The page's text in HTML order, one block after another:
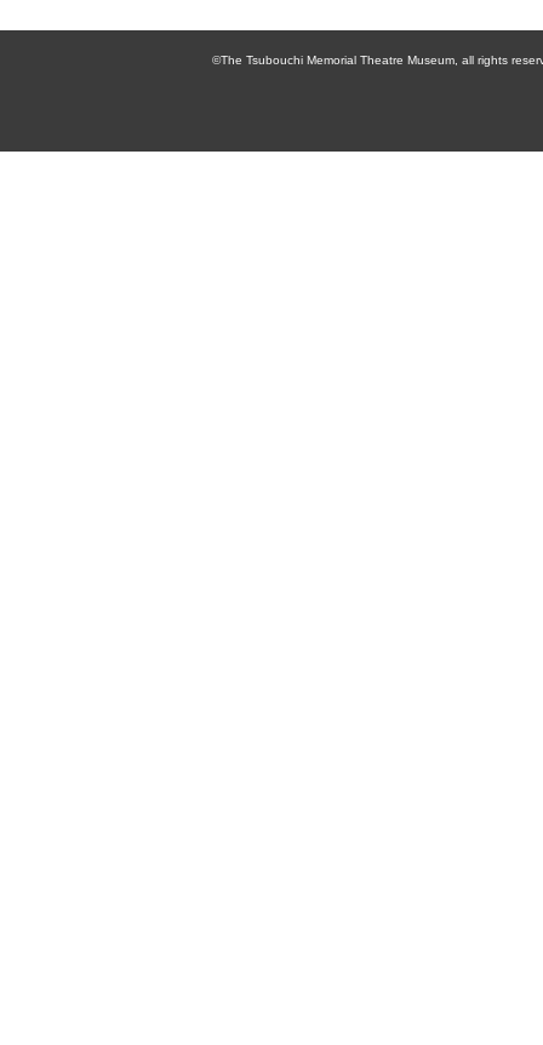
大学坪内博士記
念演劇博物館
©The Tsubouchi Memorial Theatre Museum, all rights